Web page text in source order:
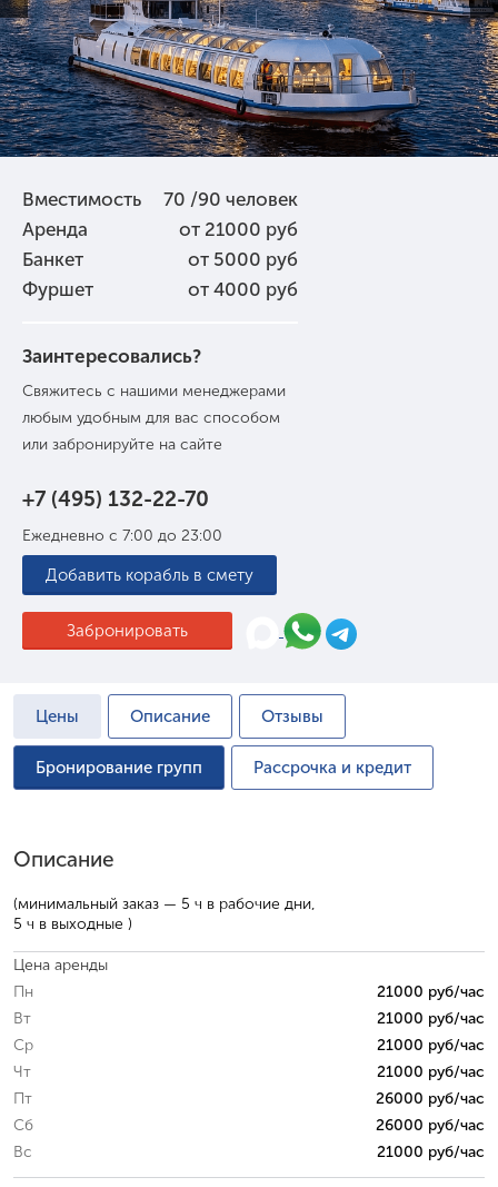
Вместимость
70 /90 человек
Аренда
от 21000 руб
Банкет
от 5000 руб
Фуршет
от 4000 руб
Заинтересовались?
Свяжитесь с нашими менеджерами
любым удобным для вас способом
или забронируйте на сайте
Забронировать
+7 (495) 132-22-70
Ежедневно с 7:00 до 23:00
Добавить корабль в смету
Цены Описание Отзывы
Бронирование групп Рассрочка и кредит
Описание
(минимальный заказ — 5 ч в рабочие дни,
5 ч в выходные )
Цена аренды
Пн
21000 руб/час
Вт
21000 руб/час
Ср
21000 руб/час
Чт
21000 руб/час
Пт
26000 руб/час
Сб
26000 руб/час
Вс
21000 руб/час